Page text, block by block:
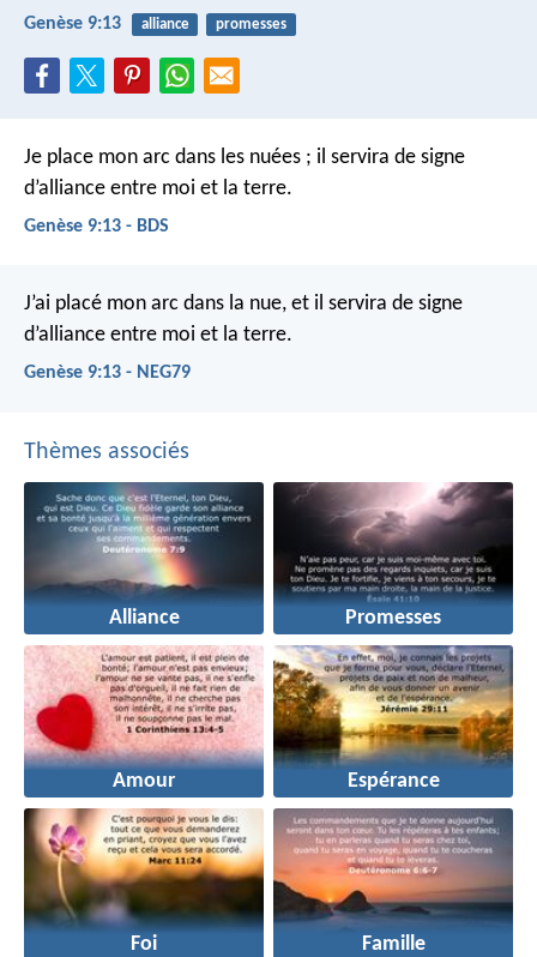
Genèse 9:13 alliance promesses
Je place mon arc dans les nuées ; il servira de signe
d’alliance entre moi et la terre.
Genèse 9:13 - BDS
J’ai placé mon arc dans la nue, et il servira de signe
d’alliance entre moi et la terre.
Genèse 9:13 - NEG79
Thèmes associés
Alliance Promesses
Amour Espérance
Foi Famille